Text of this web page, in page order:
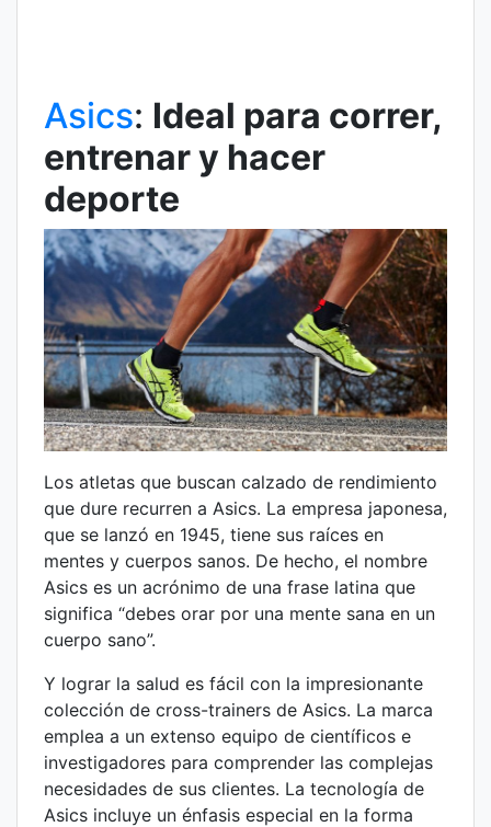
Asics: Ideal para correr,
entrenar y hacer
deporte
Los atletas que buscan calzado de rendimiento
que dure recurren a Asics. La empresa japonesa,
que se lanzó en 1945, tiene sus raíces en
mentes y cuerpos sanos. De hecho, el nombre
Asics es un acrónimo de una frase latina que
significa “debes orar por una mente sana en un
cuerpo sano”.
Y lograr la salud es fácil con la impresionante
colección de cross-trainers de Asics. La marca
emplea a un extenso equipo de científicos e
investigadores para comprender las complejas
necesidades de sus clientes. La tecnología de
Asics incluye un énfasis especial en la forma